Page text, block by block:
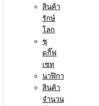
สินค้า
รักษ์
โลก
ชุ
ดกิ๊ฟ
เซท
นาฬิกา
สินค้า
จำนวน